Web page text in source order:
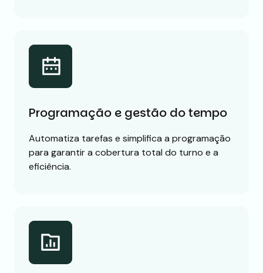
Programação e gestão do tempo
Automatiza tarefas e simplifica a programação
para garantir a cobertura total do turno e a
eficiência.